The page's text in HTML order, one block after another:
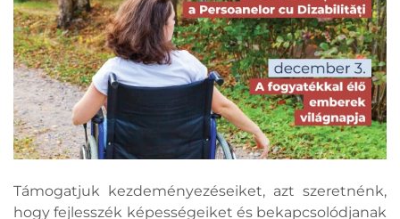
Támogatjuk kezdeményezéseiket, azt szeretnénk,
hogy fejlesszék képességeiket és bekapcsolódjanak